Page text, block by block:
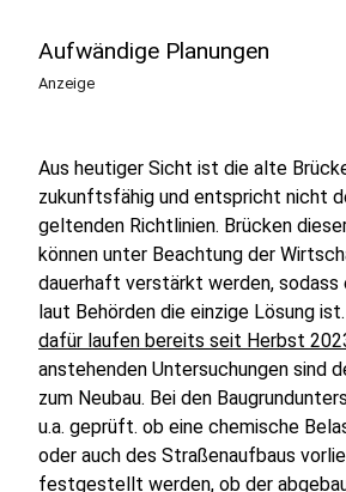
Aufwändige Planungen
Anzeige
Aus heutiger Sicht ist die alte
zukunftsfähig und entspricht nicht
geltenden Richtlinien. Brücken
können unter Beachtung der
dauerhaft verstärkt werden, sodass
laut Behörden die einzige Lösung
dafür laufen bereits seit Herbst
anstehenden Untersuchungen sind
zum Neubau. Bei den
u.a. geprüft. ob eine chemische
oder auch des Straßenaufbaus
festgestellt werden, ob der